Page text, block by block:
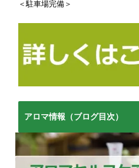
＜駐車場完備＞
アロマ情報（ブログ目次）